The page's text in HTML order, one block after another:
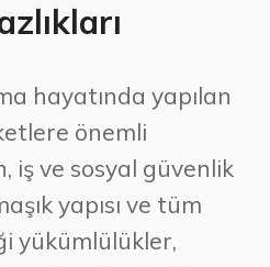
hayatında yapılan
önemli
iş ve sosyal güvenlik
yapısı ve tüm
yükümlülükler,